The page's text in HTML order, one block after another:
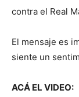
contra el Real
El mensaje es
siente un
ACÁ EL VIDEO: